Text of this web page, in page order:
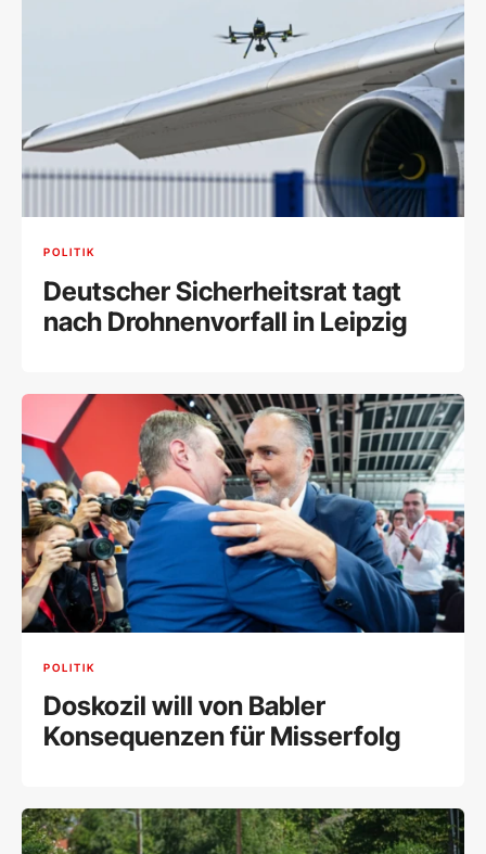
POLITIK
Deutscher Sicherheitsrat tagt
nach Drohnenvorfall in Leipzig
POLITIK
Doskozil will von Babler
Konsequenzen für Misserfolg